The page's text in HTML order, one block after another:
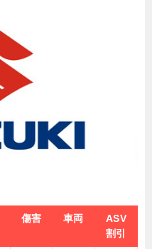
傷害 車両
ASV
割引